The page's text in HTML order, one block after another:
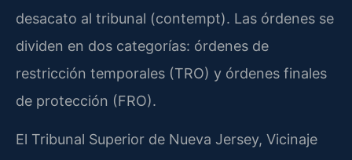
desacato al tribunal (contempt). Las órdenes se
dividen en dos categorías: órdenes de
restricción temporales (TRO) y órdenes finales
de protección (FRO).
El Tribunal Superior de Nueva Jersey, Vicinaje